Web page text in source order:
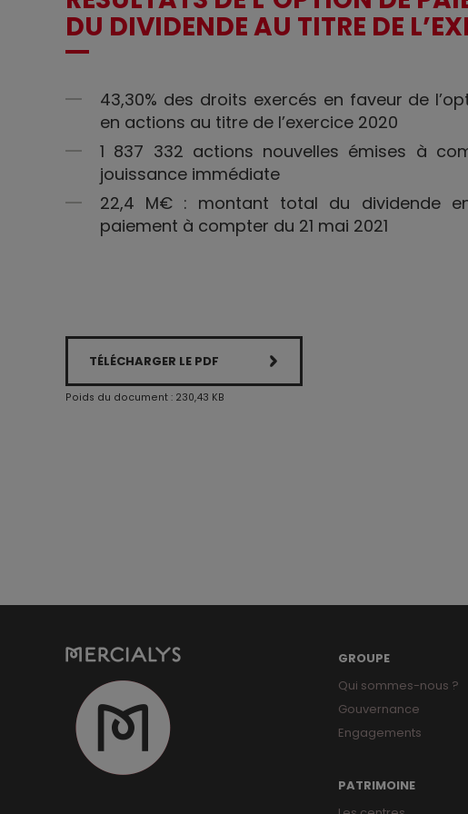
DU DIVIDENDE AU TITRE DE
43,30% des droits exercés en faveur de
en actions au titre de l’exercice 2020
1 837 332 actions nouvelles émises à
jouissance immédiate
22,4 M€ : montant total du dividende
paiement à compter du 21 mai 2021
TÉLÉCHARGER LE PDF
Poids du document : 230,43 KB
GROUPE
Qui sommes-nous ?
Gouvernance
Engagements
PATRIMOINE